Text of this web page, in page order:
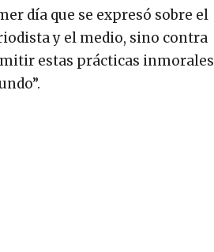
día que se expresó sobre el
y el medio, sino contra
estas prácticas inmorales